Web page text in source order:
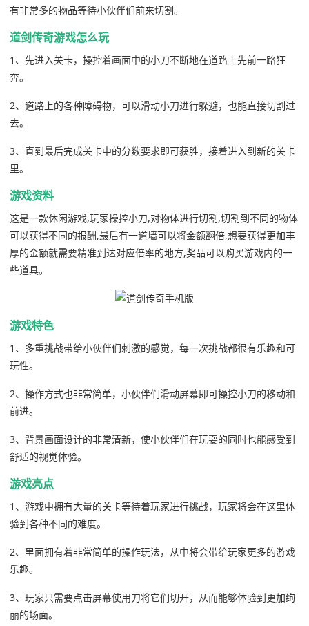
有非常多的物品等待小伙伴们前来切割。
道剑传奇游戏怎么玩
1、先进入关卡，操控着画面中的小刀不断地在道路上先前一路狂
奔。
2、道路上的各种障碍物，可以滑动小刀进行躲避，也能直接切割过
去。
3、直到最后完成关卡中的分数要求即可获胜，接着进入到新的关卡
里。
游戏资料
这是一款休闲游戏,玩家操控小刀,对物体进行切割,切割到不同的物体
可以获得不同的报酬,最后有一道墙可以将金额翻倍,想要获得更加丰
厚的金额就需要精准到达对应倍率的地方,奖品可以购买游戏内的一
些道具。
游戏特色
1、多重挑战带给小伙伴们刺激的感觉，每一次挑战都很有乐趣和可
玩性。
2、操作方式也非常简单，小伙伴们滑动屏幕即可操控小刀的移动和
前进。
3、背景画面设计的非常清新，使小伙伴们在玩耍的同时也能感受到
舒适的视觉体验。
游戏亮点
1、游戏中拥有大量的关卡等待着玩家进行挑战，玩家将会在这里体
验到各种不同的难度。
2、里面拥有着非常简单的操作玩法，从中将会带给玩家更多的游戏
乐趣。
3、玩家只需要点击屏幕使用刀将它们切开，从而能够体验到更加绚
丽的场面。